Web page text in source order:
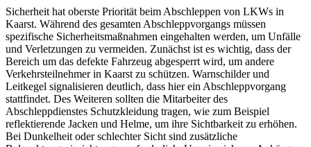
Sicherheit hat oberste Priorität beim Abschleppen von LKWs in
Kaarst. Während des gesamten Abschleppvorgangs müssen
spezifische Sicherheitsmaßnahmen eingehalten werden, um Unfälle
und Verletzungen zu vermeiden. Zunächst ist es wichtig, dass der
Bereich um das defekte Fahrzeug abgesperrt wird, um andere
Verkehrsteilnehmer in Kaarst zu schützen. Warnschilder und
Leitkegel signalisieren deutlich, dass hier ein Abschleppvorgang
stattfindet. Des Weiteren sollten die Mitarbeiter des
Abschleppdienstes Schutzkleidung tragen, wie zum Beispiel
reflektierende Jacken und Helme, um ihre Sichtbarkeit zu erhöhen.
Bei Dunkelheit oder schlechter Sicht sind zusätzliche